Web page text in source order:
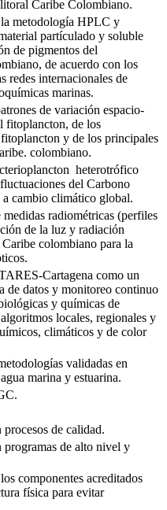
Caribe Colombiano.
metodología HPLC y
partículado y soluble
de pigmentos del
de acuerdo con los
redes internacionales de
marinas.
de variación espacio-
fitoplancton, de los
y de los principales
colombiano.
heterotrófico
del Carbono
cambio climático global.
radiométricas (perfiles
de la luz y radiación
colombiano para la
Cartagena como un
de datos y monitoreo continuo
y químicas de
locales, regionales y
climáticos y de color
validadas en
marina y estuarina.
de calidad.
programas de alto nivel y
componentes acreditados
física para evitar